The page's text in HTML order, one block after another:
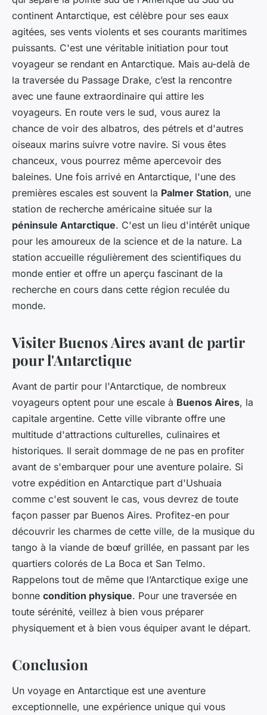
continent Antarctique, est célèbre pour ses eaux
agitées, ses vents violents et ses courants maritimes
puissants. C'est une véritable initiation pour tout
voyageur se rendant en Antarctique. Mais au-delà de
la traversée du Passage Drake, c’est la rencontre
avec une faune extraordinaire qui attire les
voyageurs. En route vers le sud, vous aurez la
chance de voir des albatros, des pétrels et d'autres
oiseaux marins suivre votre navire. Si vous êtes
chanceux, vous pourrez même apercevoir des
baleines. Une fois arrivé en Antarctique, l'une des
premières escales est souvent la Palmer Station, une
station de recherche américaine située sur la
péninsule Antarctique. C'est un lieu d'intérêt unique
pour les amoureux de la science et de la nature. La
station accueille régulièrement des scientifiques du
monde entier et offre un aperçu fascinant de la
recherche en cours dans cette région reculée du
monde.
Visiter Buenos Aires avant de partir
pour l'Antarctique
Avant de partir pour l'Antarctique, de nombreux
voyageurs optent pour une escale à Buenos Aires, la
capitale argentine. Cette ville vibrante offre une
multitude d'attractions culturelles, culinaires et
historiques. Il serait dommage de ne pas en profiter
avant de s'embarquer pour une aventure polaire. Si
votre expédition en Antarctique part d'Ushuaia
comme c'est souvent le cas, vous devrez de toute
façon passer par Buenos Aires. Profitez-en pour
découvrir les charmes de cette ville, de la musique du
tango à la viande de bœuf grillée, en passant par les
quartiers colorés de La Boca et San Telmo.
Rappelons tout de même que l’Antarctique exige une
bonne condition physique. Pour une traversée en
toute sérénité, veillez à bien vous préparer
physiquement et à bien vous équiper avant le départ.
Conclusion
Un voyage en Antarctique est une aventure
exceptionnelle, une expérience unique qui vous